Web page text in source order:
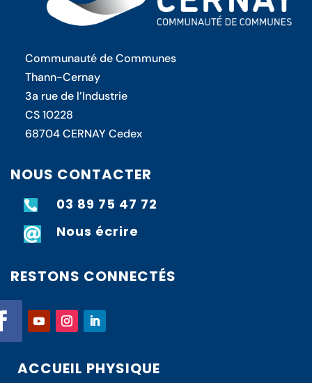
Communauté de Communes
Thann-Cernay
3a rue de l’Industrie
CS 10228
68704 CERNAY Cedex
NOUS CONTACTER

03 89 75 47 72

Nous écrire
RESTONS CONNECTÉS
ACCUEIL PHYSIQUE